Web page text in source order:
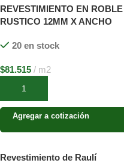
REVESTIMIENTO EN ROBLE
RUSTICO 12MM X ANCHO
VARIABLES SIN MACHIMBRE
20 en stock
$81.515 m2
Añadir al carrito
Agregar a cotización
Revestimiento de Raulí